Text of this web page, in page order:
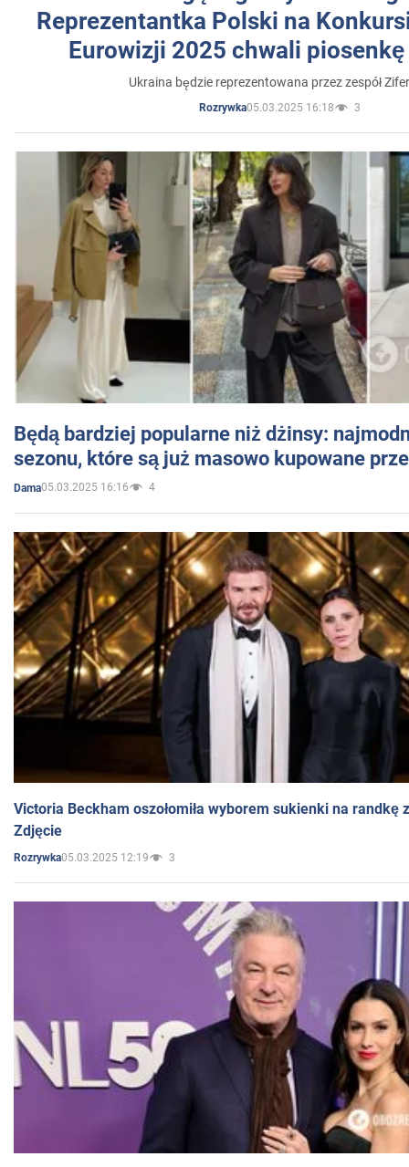
Reprezentantka Polski na
Eurowizji 2025 chwali
Ukraina będzie reprezentowana przez zespół
Rozrywka05.03.2025 16:18 3
Będą bardziej popularne niż dżinsy:
sezonu, które są już masowo kupowane
Dama05.03.2025 16:16 4
Victoria Beckham oszołomiła wyborem sukienki na randkę
Zdjęcie
Rozrywka05.03.2025 12:19 3